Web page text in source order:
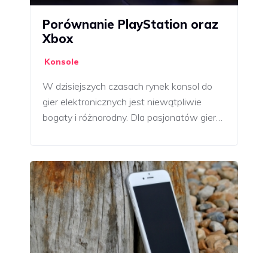
Porównanie PlayStation oraz
Xbox
Konsole
W dzisiejszych czasach rynek konsol do
gier elektronicznych jest niewątpliwie
bogaty i różnorodny. Dla pasjonatów gier…